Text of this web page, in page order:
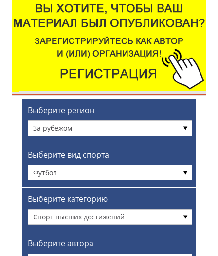
Выберите регион
За рубежом
Выберите вид спорта
Футбол
Выберите категорию
Спорт высших достижений
Выберите автора